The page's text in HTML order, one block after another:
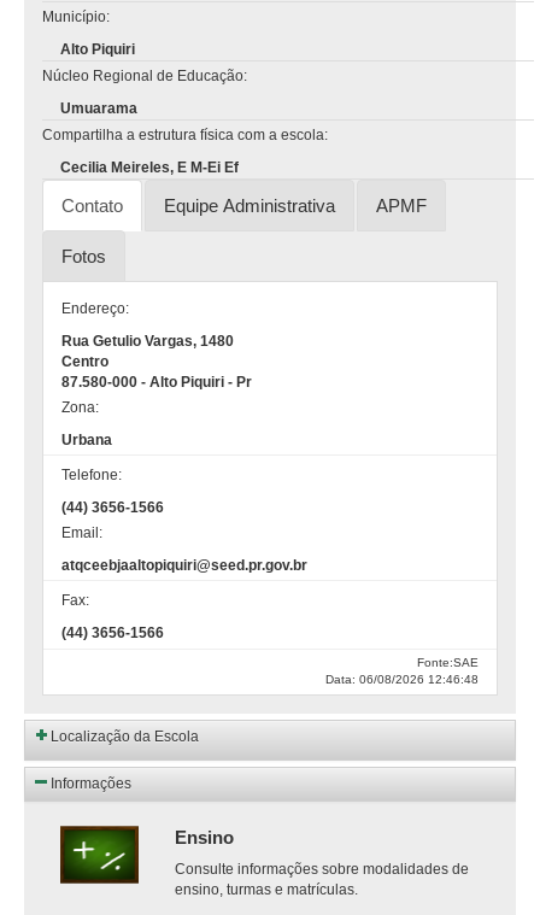
Município:
Alto Piquiri
Núcleo Regional de Educação:
Umuarama
Compartilha a estrutura física com a escola:
Cecilia Meireles, E M-Ei Ef
Contato Equipe Administrativa APMF
Fotos
Endereço:
Rua Getulio Vargas, 1480
Centro
87.580-000 - Alto Piquiri - Pr
Zona:
Urbana
Telefone:
(44) 3656-1566
Email:
atqceebjaaltopiquiri@seed.pr.gov.br
Fax:
(44) 3656-1566
Fonte:SAE
Data: 06/08/2026 12:46:48
Localização da Escola
Informações
Ensino
Consulte informações sobre modalidades de
ensino, turmas e matrículas.